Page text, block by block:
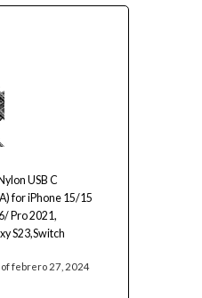
USB C
for iPhone 15/15
Pro 2021,
S23,Switch
of febrero 27, 2024